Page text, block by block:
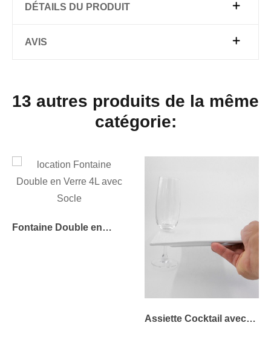
DÉTAILS DU PRODUIT
AVIS
13 autres produits de la même
catégorie:
Fontaine Double en
Assiette Cocktail avec